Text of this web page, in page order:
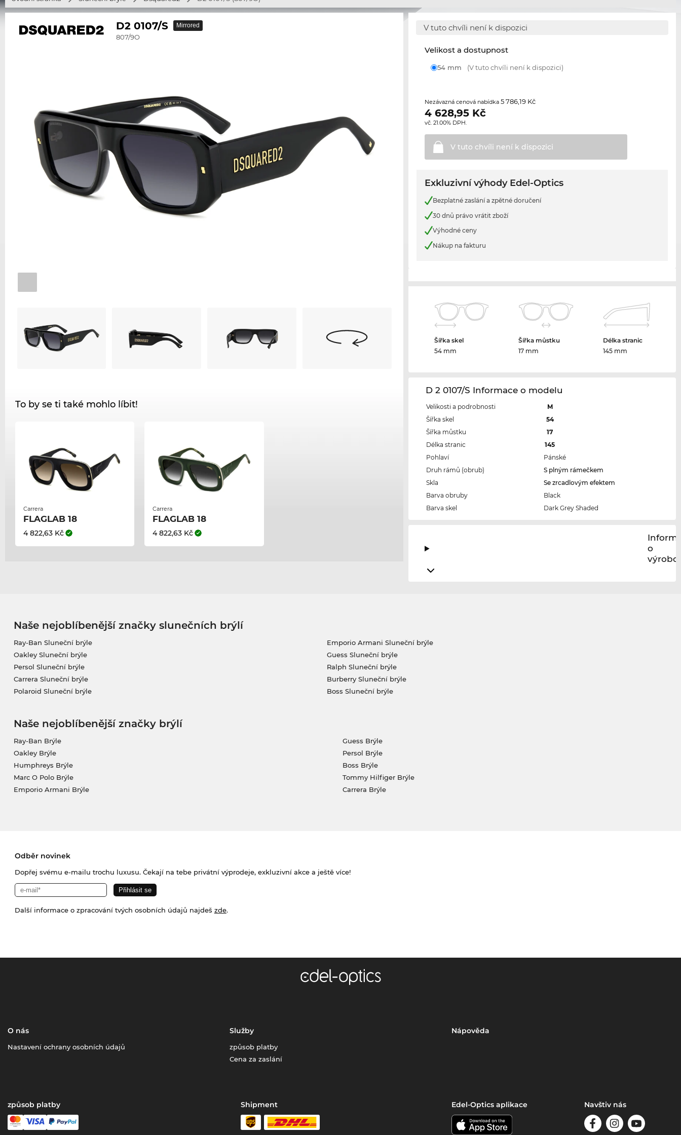
D2 0107/S
807/9O
Mirrored
To by se ti také mohlo líbit!
Carrera
FLAGLAB 18
4 822,63 Kč
Carrera
FLAGLAB 18
4 822,63 Kč
V tuto chvíli není k dispozici
Velikost a dostupnost
54 mm (V tuto chvíli není k dispozici)
Nezávazná cenová nabídka5 786,19 Kč
4 628,95 Kč
vč. 21.00% DPH.
V tuto chvíli není k dispozici
Exkluzivní výhody Edel-Optics
Bezplatné zaslání a zpětné doručení
30 dnů právo vrátit zboží
Výhodné ceny
Nákup na fakturu
Šířka skel
54 mm
Šířka můstku
17 mm
Délka stranic
145 mm
D 2 0107/S Informace o modelu
Velikosti a podrobnosti
M
Šířka skel
54
Šířka můstku
17
Délka stranic
145
Pohlaví
Pánské
Druh rámů (obrub)
S plným rámečkem
Skla
Se zrcadlovým efektem
Barva obruby
Black
Barva skel
Dark Grey Shaded
o
výrobci
Naše nejoblíbenější značky slunečních brýlí
Ray-Ban Sluneční brýle
Oakley Sluneční brýle
Persol Sluneční brýle
Carrera Sluneční brýle
Polaroid Sluneční brýle
Emporio Armani Sluneční brýle
Guess Sluneční brýle
Ralph Sluneční brýle
Burberry Sluneční brýle
Boss Sluneční brýle
Naše nejoblíbenější značky brýlí
Ray-Ban Brýle
Oakley Brýle
Humphreys Brýle
Marc O Polo Brýle
Emporio Armani Brýle
Guess Brýle
Persol Brýle
Boss Brýle
Tommy Hilfiger Brýle
Carrera Brýle
Odběr novinek
Dopřej svému e-mailu trochu luxusu. Čekají na tebe privátní výprodeje, exkluzivní akce a ještě více!
Další informace o zpracování tvých osobních údajů najdeš zde.
O nás
Nastavení ochrany osobních údajů
Služby
způsob platby
Cena za zaslání
Nápověda
způsob platby Shipment Edel-Optics aplikace Navštiv nás